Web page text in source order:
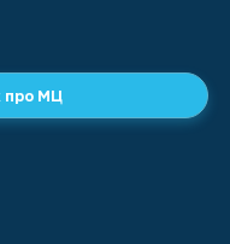
про МЦ